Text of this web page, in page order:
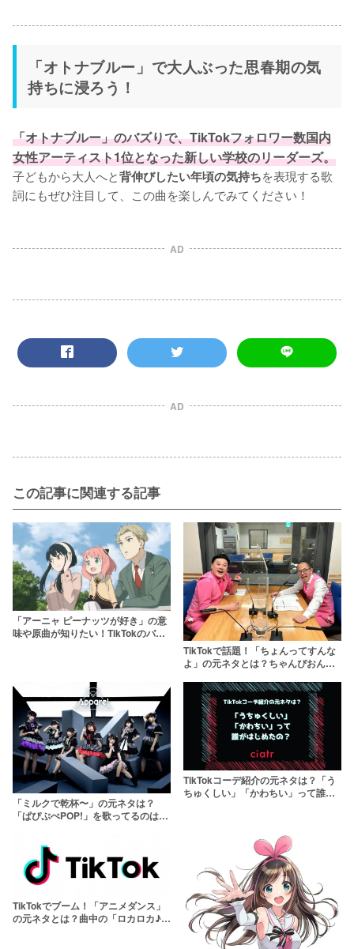
「オトナブルー」で大人ぶった思春期の気
持ちに浸ろう！
「オトナブルー」のバズりで、TikTokフォロワー数国内
女性アーティスト1位となった新しい学校のリーダーズ。
子どもから大人へと背伸びしたい年頃の気持ちを表現する歌
詞にもぜひ注目して、この曲を楽しんでみてください！
AD
AD
この記事に関連する記事
「アーニャ ピーナッツが好き」の意
味や原曲が知りたい！TikTokのバズ
TikTokで話題！「ちょんってすんな
よ」の元ネタとは？ちゃんぴおんず
「ミルクで乾杯〜」の元ネタは？
「ぱぴぷぺPOP!」を歌ってるのは
TikTokコーデ紹介の元ネタは？「う
ちゅくしい」「かわちい」って誰が
TikTokでブーム！「アニメダンス」
の元ネタとは？曲中の「ロカロカ♪」